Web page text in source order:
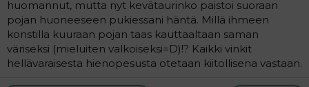
huomannut, mutta nyt kevätaurinko paistoi suoraan
pojan huoneeseen pukiessani häntä. Millä ihmeen
konstilla kuuraan pojan taas kauttaaltaan saman
väriseksi (mieluiten valkoiseksi=D)!? Kaikki vinkit
hellävaraisesta hienopesusta otetaan kiitollisena vastaan.